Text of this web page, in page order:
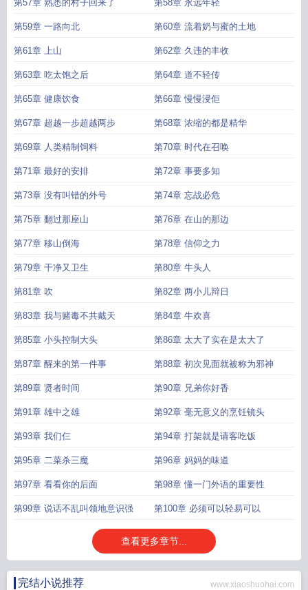
第57章 熟悉的村子回来了 第58章 永远年轻
第59章 一路向北 第60章 流着奶与蜜的土地
第61章 上山 第62章 久违的丰收
第63章 吃太饱之后 第64章 道不轻传
第65章 健康饮食 第66章 慢慢浸佢
第67章 超越一步超越两步 第68章 浓缩的都是精华
第69章 人类精制饲料 第70章 时代在召唤
第71章 最好的安排 第72章 事要多知
第73章 没有叫错的外号 第74章 忘战必危
第75章 翻过那座山 第76章 在山的那边
第77章 移山倒海 第78章 信仰之力
第79章 干净又卫生 第80章 牛头人
第81章 吹 第82章 两小儿辩日
第83章 我与赌毒不共戴天 第84章 牛欢喜
第85章 小头控制大头 第86章 太大了实在是太大了
第87章 醒来的第一件事 第88章 初次见面就被称为邪神
第89章 贤者时间 第90章 兄弟你好香
第91章 雄中之雄 第92章 毫无意义的烹饪镜头
第93章 我们仨 第94章 打架就是请客吃饭
第95章 二菜杀三魔 第96章 妈妈的味道
第97章 看看你的后面 第98章 懂一门外语的重要性
第99章 说话不乱叫领地意识强 第100章 必须可以轻易可以
查看更多章节...
完结小说推荐 www.xiaoshuohai.com